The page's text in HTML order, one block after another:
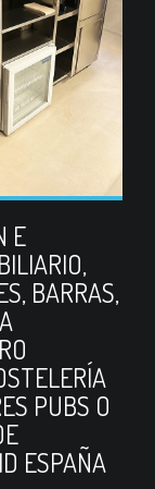
E
BARRAS,
PUBS O
ESPAÑA